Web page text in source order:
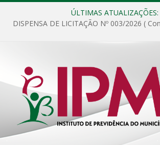
ÚLTIMAS ATUALIZAÇÕES: